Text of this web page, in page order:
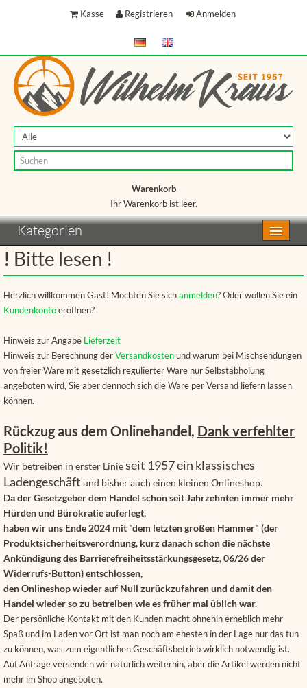
Kasse Registrieren Anmelden
Warenkorb
Ihr Warenkorb ist leer.
Warenkorb
Kategorien
! Bitte lesen !
Herzlich willkommenGast! Möchten Sie sichanmelden? Oder wollen Sie ein
Kundenkontoeröffnen?
Hinweis zur Angabe Lieferzeit
Hinweis zur Berechnung derVersandkostenund warum bei Mischsendungen
von freier Ware mit gesetzlich regulierter Ware nur Selbstabholung
angeboten wird, Sie aber dennoch sich die Ware per Versand liefern lassen
können.
Rückzug aus dem Onlinehandel, Dank verfehlter
Politik!
Wir betreiben in erster Linieseit 1957 ein klassisches
Ladengeschäft und bisher auch einen kleinen Onlineshop.
Da der Gesetzgeber dem Handel schon seit Jahrzehnten immer mehr
Hürden und Bürokratie auferlegt,
haben wir uns Ende 2024 mit "dem letzten großen Hammer" (der
Produktsicherheitsverordnung, kurz danach schon die nächste
Ankündigung des Barrierefreiheitsstärkungsgesetz, 06/26 der
Widerrufs-Button) entschlossen,
den Onlineshop wieder auf Null zurückzufahren und damit den
Handel wieder so zu betreiben wie es früher mal üblich war.
Der persönliche Kontakt mit den Kunden macht ohnehin erheblich mehr
Spaß und im Laden vor Ort ist man noch am ehesten in der Lage nur das tun
zu können, was zum eigentlichen Geschäftsbetrieb wirklich notwendig ist.
Auf Anfrage versenden wir natürlich weiterhin, aber die Artikel werden nicht
mehr im Shop angeboten.